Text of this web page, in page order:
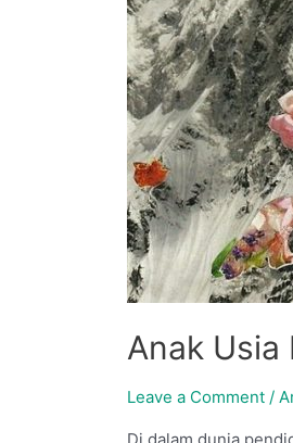
Anak
Leave a Comment /